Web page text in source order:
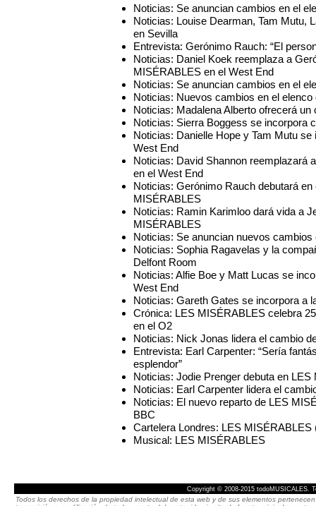
Noticias: Se anuncian cambios en el
Noticias: Louise Dearman, Tam Mutu,
en Sevilla
Entrevista: Gerónimo Rauch: “El
Noticias: Daniel Koek reemplaza a
MISÉRABLES en el West End
Noticias: Se anuncian cambios en el
Noticias: Nuevos cambios en el
Noticias: Madalena Alberto ofrecerá
Noticias: Sierra Boggess se incorpora
Noticias: Danielle Hope y Tam Mutu
West End
Noticias: David Shannon reemplazará
en el West End
Noticias: Gerónimo Rauch debutará
MISÉRABLES
Noticias: Ramin Karimloo dará vida a
MISÉRABLES
Noticias: Se anuncian nuevos
Noticias: Sophia Ragavelas y la
Delfont Room
Noticias: Alfie Boe y Matt Lucas se
West End
Noticias: Gareth Gates se incorpora a
Crónica: LES MISÉRABLES celebra
en el O2
Noticias: Nick Jonas lidera el cambio
Entrevista: Earl Carpenter: “Sería
esplendor”
Noticias: Jodie Prenger debuta en
Noticias: Earl Carpenter lidera el
Noticias: El nuevo reparto de LES
BBC
Cartelera Londres: LES MISÉRABLES
Musical: LES MISÉRABLES
Copyright © 2008-2015 todoMUSICALES.
Todos los derechos de la propiedad intelectual de esta web y de sus elementos